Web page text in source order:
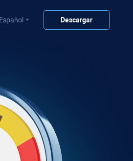
Español Descargar